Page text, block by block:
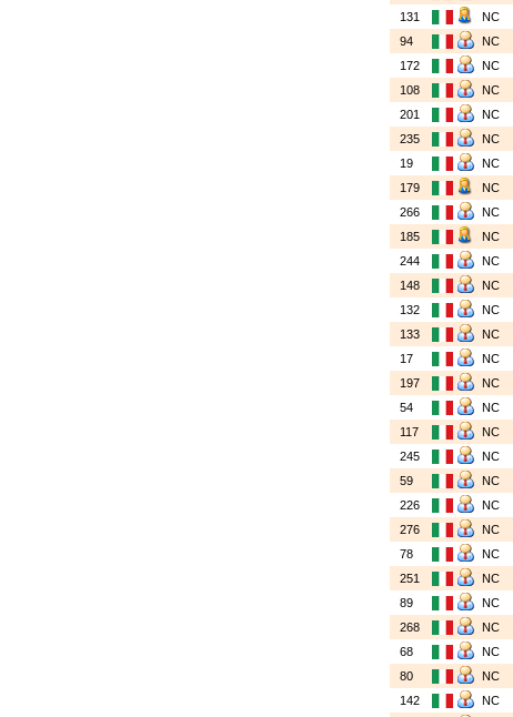
131
NC
94
NC
172
NC
108
NC
201
NC
235
NC
19
NC
179
NC
266
NC
185
NC
244
NC
148
NC
132
NC
133
NC
17
NC
197
NC
54
NC
117
NC
245
NC
59
NC
226
NC
276
NC
78
NC
251
NC
89
NC
268
NC
68
NC
80
NC
142
NC